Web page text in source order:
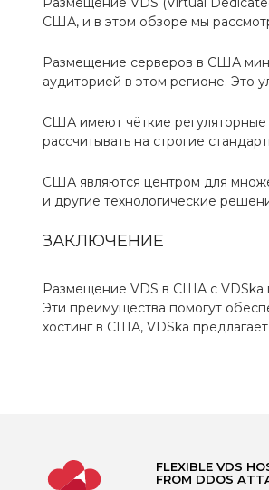
США, и в этом обзоре мы
Размещение серверов в США
аудиторией в этом регионе. Это
США имеют чёткие регуляторные
рассчитывать на строгие
США являются центром для
и другие технологические
ЗАКЛЮЧЕНИЕ
Размещение VDS в США с VDSka
Эти преимущества помогут
хостинг в США, VDSka
FLEXIBLE VDS
FROM DDOS